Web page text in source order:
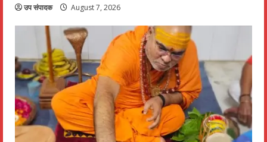
उप संपादक August 7, 2026